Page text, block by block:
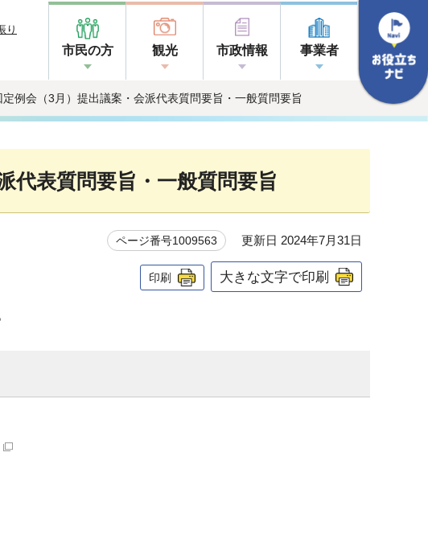
り
市民の方 観光 市政情報 事業者
例会（3月）提出議案・会派代表質問要旨・一般質問要旨
代表質問要旨・一般質問要旨
ページ番号1009563 更新日 2024年7月31日
印刷 大きな文字で印刷